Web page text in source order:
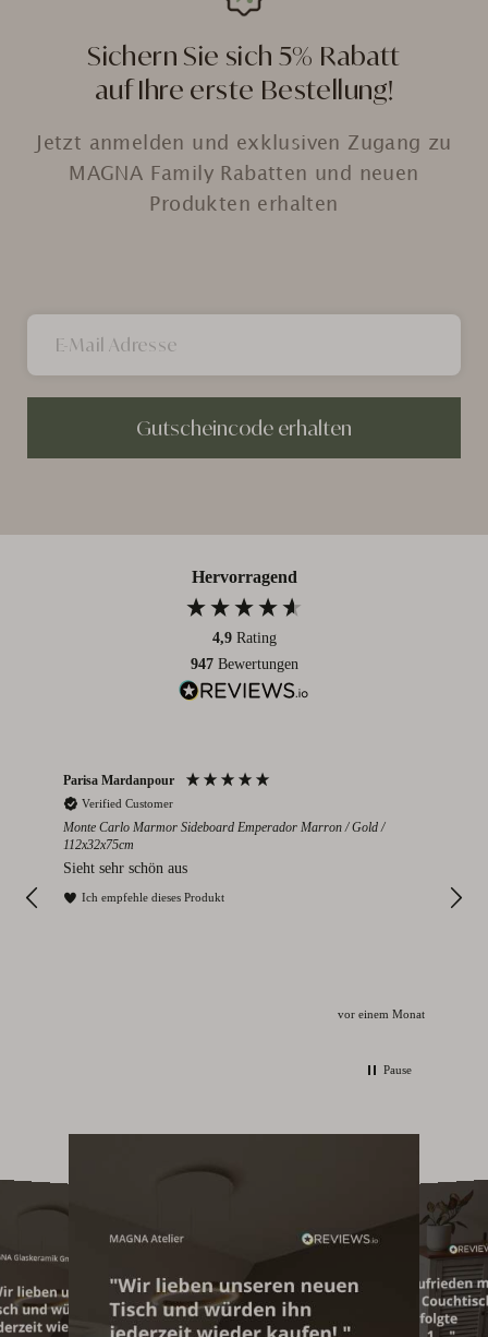
Sichern Sie sich 5% Rabatt
auf Ihre erste Bestellung!
Jetzt anmelden und exklusiven Zugang zu
MAGNA Family Rabatten und neuen
Produkten erhalten
Gutscheincode erhalten
Hervorragend
4,9 Rating
947 Bewertungen
Parisa Mardanpour
Verified Customer
Monte Carlo Marmor Sideboard Emperador Marron / Gold /
112x32x75cm
Sieht sehr schön aus
Ich empfehle dieses Produkt
vor einem Monat
Pause